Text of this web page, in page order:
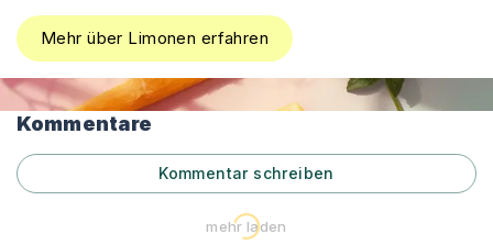
Mehr über Limonen erfahren
Kommentare
Kommentar schreiben
mehr laden